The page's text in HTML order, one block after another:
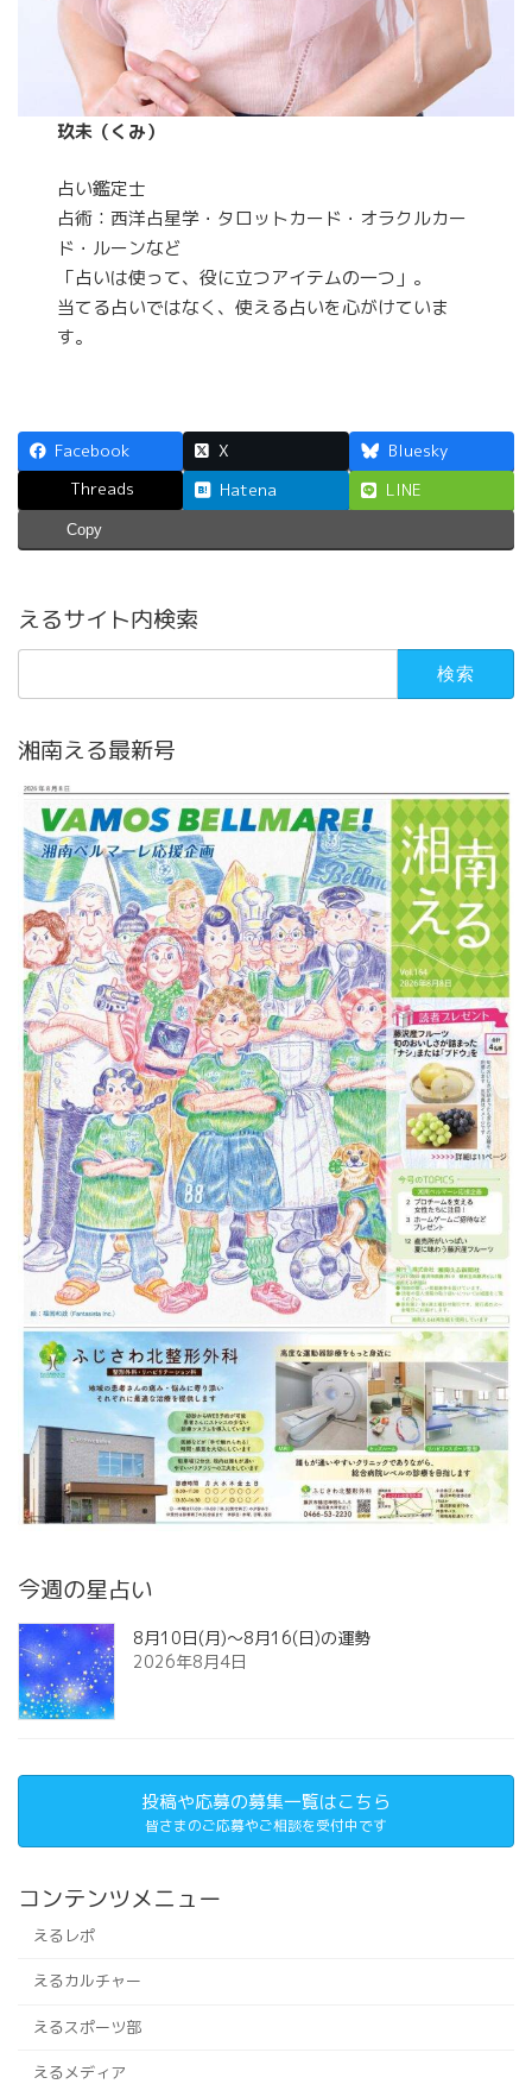
玖未（くみ）
占い鑑定士
占術：西洋占星学・タロットカード・オラクルカー
ド・ルーンなど
「占いは使って、役に立つアイテムの一つ」。
当てる占いではなく、使える占いを心がけていま
す。
Facebook X
Bluesky
Threads
Hatena LINE
Copy
えるサイト内検索
湘南える最新号
今週の星占い
8月10日(月)～8月16(日)の運勢
2026年8月4日
投稿や応募の募集一覧はこちら
皆さまのご応募やご相談を受付中です
コンテンツメニュー
えるレポ
えるカルチャー
えるスポーツ部
えるメディア